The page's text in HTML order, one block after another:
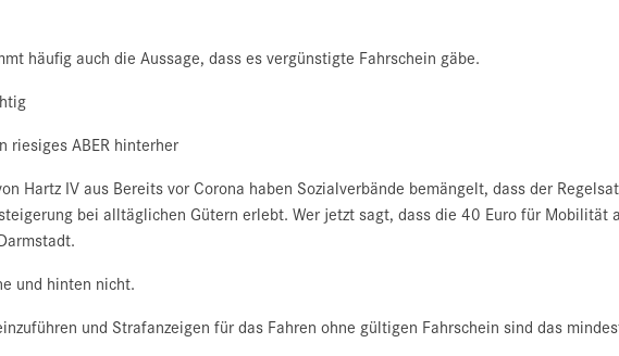
häufig auch die Aussage, dass es vergünstigte Fahrschein gäbe.
riesiges ABER hinterher
Hartz IV aus Bereits vor Corona haben Sozialverbände bemängelt, dass der
bei alltäglichen Gütern erlebt. Wer jetzt sagt, dass die 40 Euro für
und hinten nicht.
und Strafanzeigen für das Fahren ohne gültigen Fahrschein sind das